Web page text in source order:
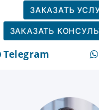
ЗАКАЗАТЬ
ЗАКАЗАТЬ
Telegram